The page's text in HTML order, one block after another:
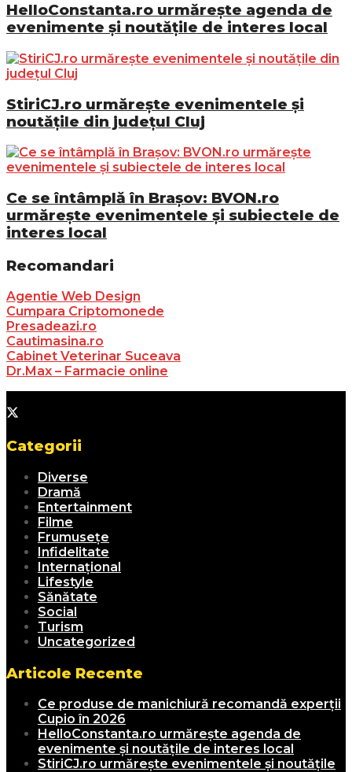
HelloConstanta.ro urmărește agenda de
evenimente și noutățile de interes local
StiriCJ.ro urmărește evenimentele și
noutățile din județul Cluj
Ce se întâmplă în Brașov: BVON.ro
urmărește evenimentele și subiectele de
interes local
Recomandari
Agentie Web Design
Cumpara Criptomonede
Presadeazi.ro
Cautimasina.ro
Cabinet Veterinar Suceava
Dr.Max – Farmacie online
Categorii
Diverse
Dramă
Entertainment
Filme
Frumusețe
Infidelitate
Internațional
Lifestyle
Sănătate
Social
Turism
Uncategorized
Articole Recente
Ce produse de manichiură recomandă experții
Cupio în 2026
HelloConstanta.ro urmărește agenda de
evenimente și noutățile de interes local
StiriCJ.ro urmărește evenimentele și noutățile